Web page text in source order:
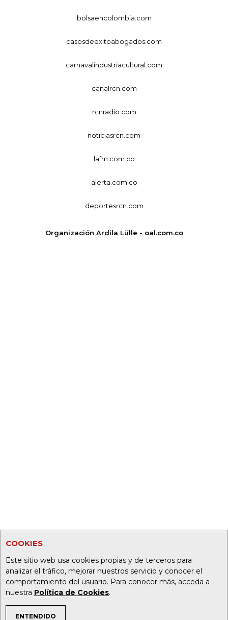
COOKIES
Este sitio web usa cookies propias y de terceros para
analizar el tráfico, mejorar nuestros servicio y conocer el
comportamiento del usuario. Para conocer más, acceda a
nuestra Política de Cookies.
ENTENDIDO
bolsaencolombia.com
casosdeexitoabogados.com
carnavalindustriacultural.com
canalrcn.com
rcnradio.com
noticiasrcn.com
lafm.com.co
alerta.com.co
deportesrcn.com
Organización Ardila Lülle - oal.com.co